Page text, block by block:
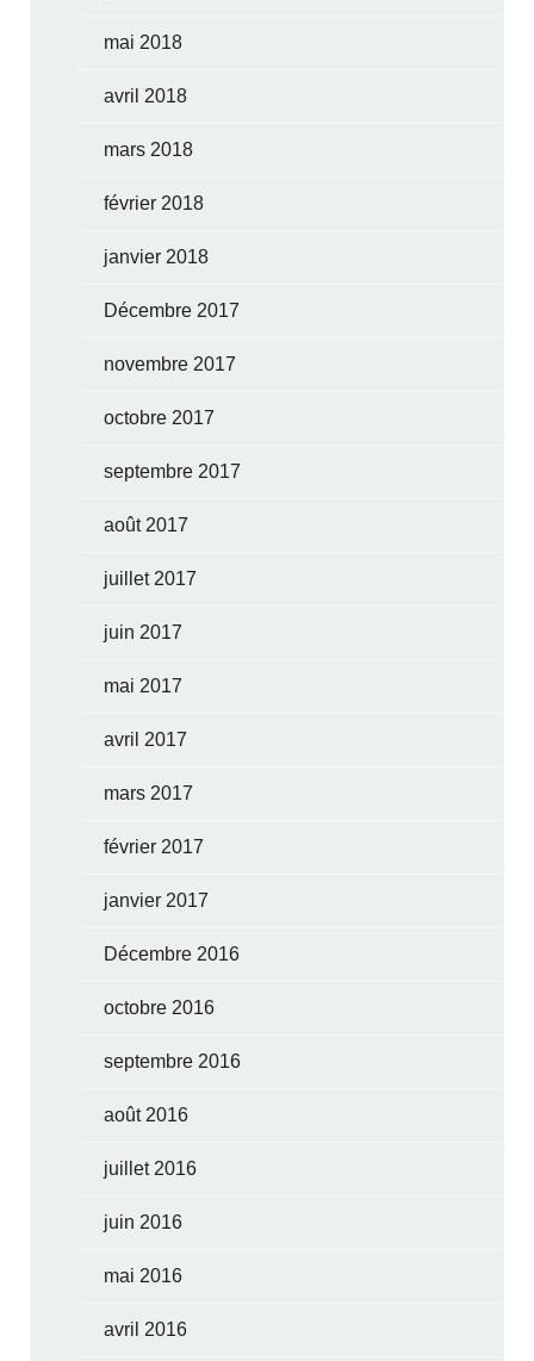
mai 2018
avril 2018
mars 2018
février 2018
janvier 2018
Décembre 2017
novembre 2017
octobre 2017
septembre 2017
août 2017
juillet 2017
juin 2017
mai 2017
avril 2017
mars 2017
février 2017
janvier 2017
Décembre 2016
octobre 2016
septembre 2016
août 2016
juillet 2016
juin 2016
mai 2016
avril 2016